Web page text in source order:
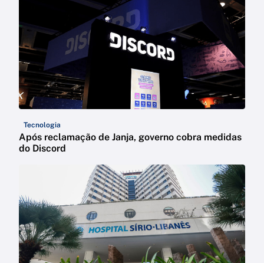
Tecnologia
Após reclamação de Janja, governo cobra medidas
do Discord